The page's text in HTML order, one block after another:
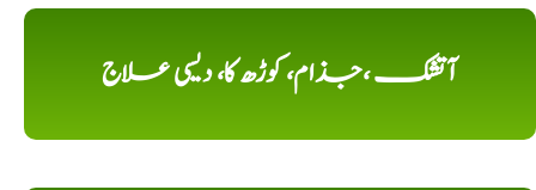
آتشک ،جذام، کوڑھ کا، دیسی علاج